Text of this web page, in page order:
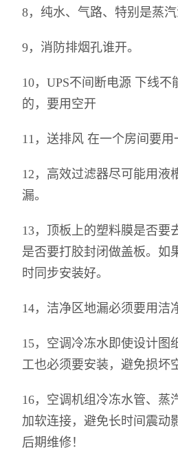
8，纯水、气路、特别是蒸汽
9，消防排烟孔谁开。
10，UPS不间断电源 下线
的，要用空开
11，送排风 在一个房间要用
12，高效过滤器尽可能用液
漏。
13，顶板上的塑料膜是否要
是否要打胶封闭做盖板。如
时同步安装好。
14，洁净区地漏必须要用洁
15，空调冷冻水即使设计图
工也必须要安装，避免损坏
16，空调机组冷冻水管、蒸
加软连接，避免长时间震动
后期维修！